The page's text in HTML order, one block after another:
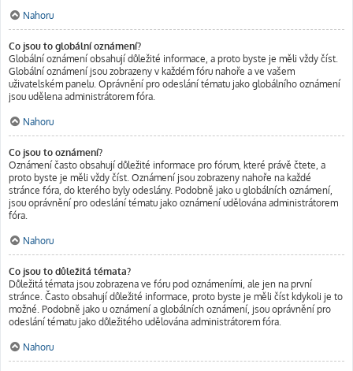
Nahoru
Co jsou to globální oznámení?
Globální oznámení obsahují důležité informace, a proto byste je měli vždy číst.
Globální oznámení jsou zobrazeny v každém fóru nahoře a ve vašem
uživatelském panelu. Oprávnění pro odeslání tématu jako globálního oznámení
jsou udělena administrátorem fóra.
Nahoru
Co jsou to oznámení?
Oznámení často obsahují důležité informace pro fórum, které právě čtete, a
proto byste je měli vždy číst. Oznámení jsou zobrazeny nahoře na každé
stránce fóra, do kterého byly odeslány. Podobně jako u globálních oznámení,
jsou oprávnění pro odeslání tématu jako oznámení udělována administrátorem
fóra.
Nahoru
Co jsou to důležitá témata?
Důležitá témata jsou zobrazena ve fóru pod oznámeními, ale jen na první
stránce. Často obsahují důležité informace, proto byste je měli číst kdykoli je to
možné. Podobně jako u oznámení a globálních oznámení, jsou oprávnění pro
odeslání tématu jako důležitého udělována administrátorem fóra.
Nahoru